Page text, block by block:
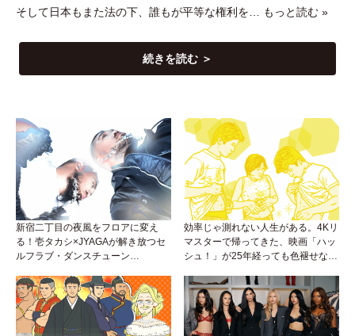
そして日本もまた法の下、誰もが平等な権利を…
もっと読む »
続きを読む ＞
新宿二丁目の夜風をフロアに変え
る！壱タカシ×JYAGAが解き放つセ
ルフラブ・ダンスチューン
効率じゃ測れない人生がある。4Kリ
マスターで帰ってきた、映画「ハッ
シュ！」が25年経っても色褪せない